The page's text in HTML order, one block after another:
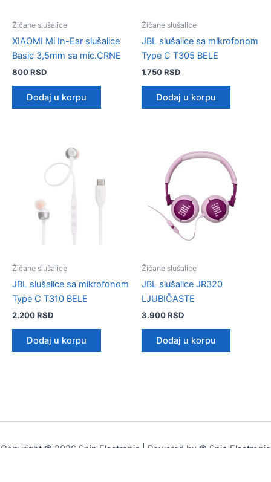
Žičane slušalice
XIAOMI Mi In-Ear slušalice
Basic 3,5mm sa mic.CRNE
800RSD
Dodaj u korpu
Žičane slušalice
JBL slušalice sa mikrofonom
Type C T305 BELE
1.750RSD
Dodaj u korpu
Žičane slušalice
JBL slušalice sa mikrofonom
Type C T310 BELE
2.200RSD
Dodaj u korpu
Žičane slušalice
JBL slušalice JR320
LJUBIČASTE
3.900RSD
Dodaj u korpu
Copyright © 2026 Spin Electronic | Powered by © Spin Electronic